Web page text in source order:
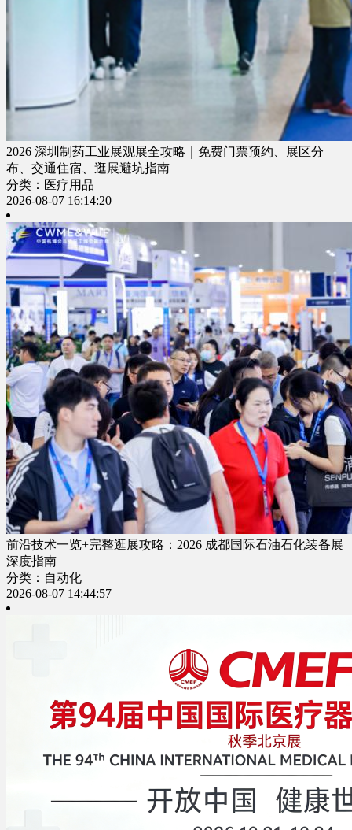
2026 深圳制药工业展观展全攻略｜免费门票预约、展区分
布、交通住宿、逛展避坑指南
分类：医疗用品
2026-08-07 16:14:20
前沿技术一览+完整逛展攻略：2026 成都国际石油石化装备展
深度指南
分类：自动化
2026-08-07 14:44:57